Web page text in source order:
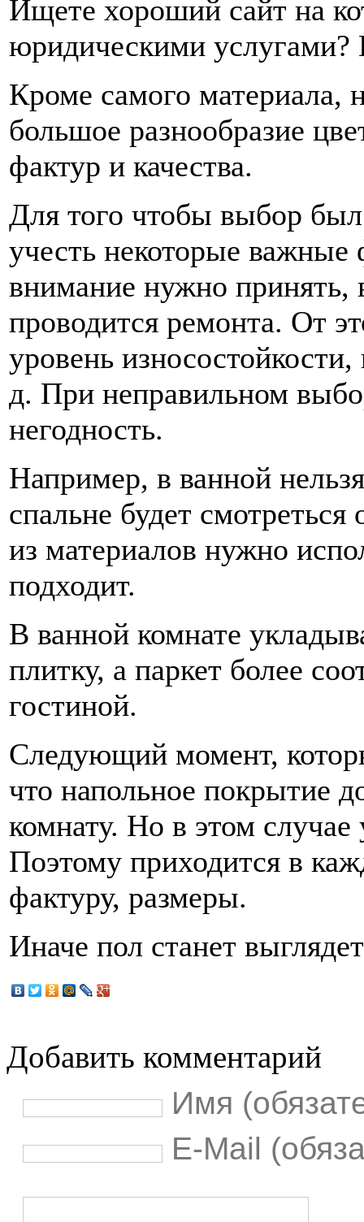
Ищете хороший сайт на
юридическими
Кроме самого материала,
большое разнообразие
фактур и качества.
Для того чтобы выбор был
учесть некоторые
внимание нужно
проводится ремонта. От
уровень
д. При неправильном
негодность.
Например, в ванной
спальне будет
из материалов нужно
подходит.
В ванной комнате
плитку, а паркет более
гостиной.
Следующий момент,
что напольное покрытие
комнату. Но в этом
Поэтому приходится в
фактуру, размеры.
Иначе пол станет
Добавить комментарий
Имя
E-Mail